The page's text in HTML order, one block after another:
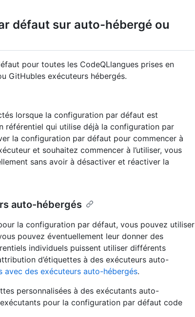
défaut sur auto-hébergé ou
pour toutes les CodeQLlangues prises en
GitHubles exécuteurs hébergés.
lorsque la configuration par défaut est
référentiel qui utilise déjà la configuration par
la configuration par défaut pour commencer à
et souhaitez commencer à l’utiliser, vous
sans avoir à désactiver et réactiver la
auto-hébergés
la configuration par défaut, vous pouvez utiliser
pouvez éventuellement leur donner des
individuels puissent utiliser différents
d’étiquettes à des exécuteurs auto-
avec des exécuteurs auto-hébergés.
personnalisées à des exécutants auto-
pour la configuration par défaut code